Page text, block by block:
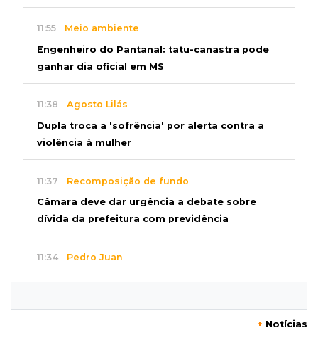
11:55 Meio ambiente
Engenheiro do Pantanal: tatu-canastra pode
ganhar dia oficial em MS
11:38 Agosto Lilás
Dupla troca a 'sofrência' por alerta contra a
violência à mulher
11:37 Recomposição de fundo
Câmara deve dar urgência a debate sobre
dívida da prefeitura com previdência
11:34 Pedro Juan
+ Notícias